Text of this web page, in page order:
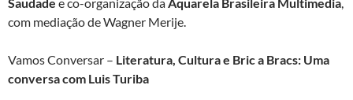
com mediação de Wagner Merije.
Vamos Conversar – Literatura, Cultura e Bric a Bracs: Uma
conversa com Luis Turiba